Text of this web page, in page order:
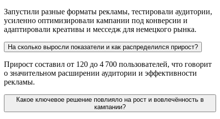
Запустили разные форматы рекламы, тестировали аудитории,
усиленно оптимизировали кампании под конверсии и
адаптировали креативы и месседж для немецкого рынка.
На сколько выросли показатели и как распределился прирост?
Прирост составил от 120 до 4 700 пользователей, что говорит
о значительном расширении аудитории и эффективности
рекламы.
Какое ключевое решение повлияло на рост и вовлечённость в
кампании?